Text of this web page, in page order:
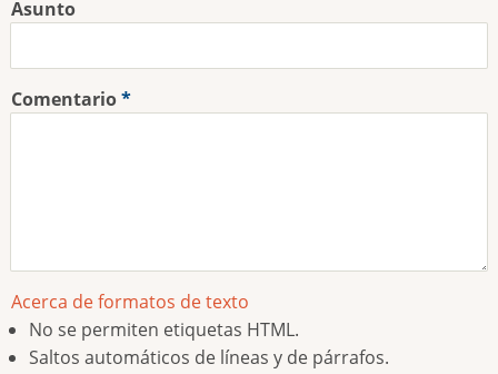
Asunto
Comentario
Acerca de formatos de texto
No se permiten etiquetas HTML.
Saltos automáticos de líneas y de párrafos.